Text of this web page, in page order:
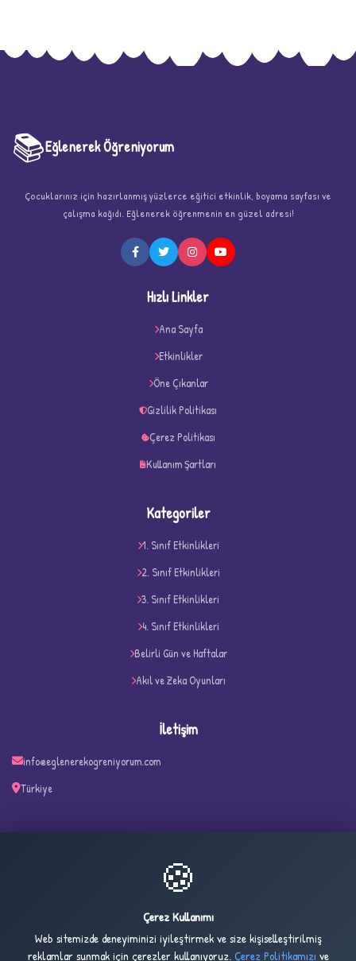
★ ★
✧
📚Eğlenerek Öğreniyorum
Çocuklarınız için hazırlanmış yüzlerce eğitici etkinlik, boyama sayfası ve
çalışma kağıdı. Eğlenerek öğrenmenin en güzel adresi!
Hızlı Linkler
Ana Sayfa
Etkinlikler
Öne Çıkanlar
Gizlilik Politikası
Çerez Politikası
Kullanım Şartları
Kategoriler
1. Sınıf Etkinlikleri
2. Sınıf Etkinlikleri
3. Sınıf Etkinlikleri
4. Sınıf Etkinlikleri
Belirli Gün ve Haftalar
Akıl ve Zeka Oyunları
İletişim
info@eglenerekogreniyorum.com
Türkiye
2,784
DÜN
1,028,156
TOPLAM
🍪
Çerez Kullanımı
Web sitemizde deneyiminizi iyileştirmek ve size kişiselleştirilmiş
reklamlar sunmak için çerezler kullanıyoruz.Çerez Politikamızı ve